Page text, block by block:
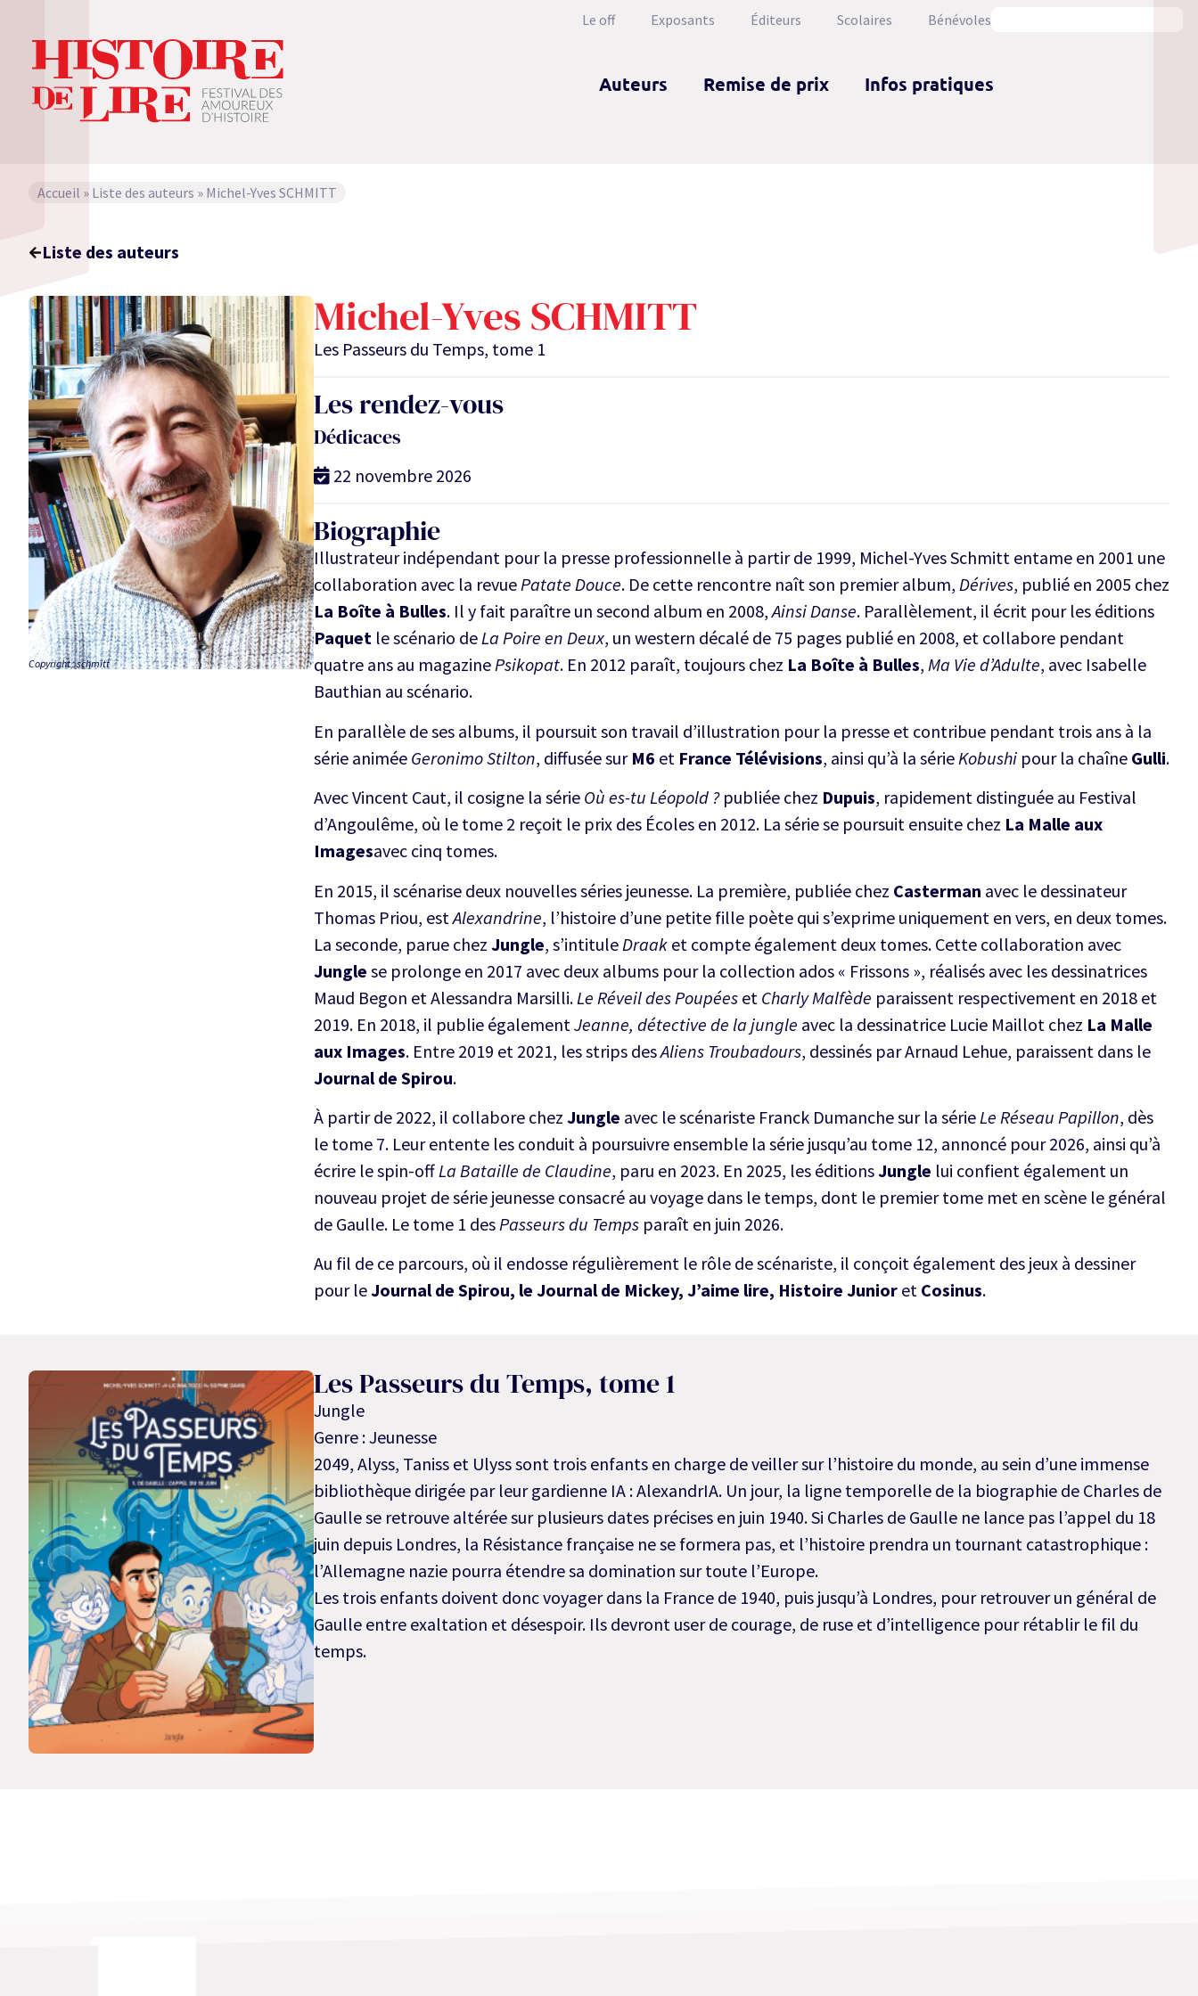
Le off Exposants Éditeurs Scolaires Bénévoles
Auteurs Remise de prix Infos pratiques
Accueil » Liste des auteurs » Michel-Yves SCHMITT
Liste des auteurs
Copyright : schmitt
Michel-Yves SCHMITT
Les Passeurs du Temps, tome 1
Les rendez-vous
Dédicaces
22 novembre 2026
Biographie
Illustrateur indépendant pour la presse professionnelle à partir de 1999, Michel-Yves Schmitt entame en 2001 une
collaboration avec la revuePatate Douce. De cette rencontre naît son premier album, Dérives, publié en 2005 chez
La Boîte à Bulles. Il y fait paraître un second album en 2008,Ainsi Danse. Parallèlement, il écrit pour les éditions
Paquet le scénario deLa Poire en Deux, un western décalé de 75 pages publié en 2008, et collabore pendant
quatre ans au magazinePsikopat. En 2012 paraît, toujours chez La Boîte à Bulles, Ma Vie d’Adulte, avec Isabelle
Bauthian au scénario.
En parallèle de ses albums, il poursuit son travail d’illustration pour la presse et contribue pendant trois ans à la
série animée Geronimo Stilton, diffusée sur M6 et France Télévisions, ainsi qu’à la série Kobushi pour la chaîne Gulli.
Avec Vincent Caut, il cosigne la série Où es-tu Léopold ?publiée chez Dupuis, rapidement distinguée au Festival
d’Angoulême, où le tome 2 reçoit le prix des Écoles en 2012. La série se poursuit ensuite chez La Malle aux
Imagesavec cinq tomes.
En 2015, il scénarise deux nouvelles séries jeunesse. La première, publiée chez Casterman avec le dessinateur
Thomas Priou, estAlexandrine, l’histoire d’une petite fille poète qui s’exprime uniquement en vers, en deux tomes.
La seconde, parue chez Jungle, s’intitule Draak et compte également deux tomes. Cette collaboration avec
Jungle se prolonge en 2017 avec deux albums pour la collection ados « Frissons », réalisés avec les dessinatrices
Maud Begon et Alessandra Marsilli. Le Réveil des Poupées et Charly Malfède paraissent respectivement en 2018 et
2019. En 2018, il publie également Jeanne, détective de la jungle avec la dessinatrice Lucie Maillot chez La Malle
aux Images. Entre 2019 et 2021, les strips desAliens Troubadours, dessinés par Arnaud Lehue, paraissent dans le
Journal de Spirou.
À partir de 2022, il collabore chez Jungle avec le scénariste Franck Dumanche sur la série Le Réseau Papillon, dès
le tome 7. Leur entente les conduit à poursuivre ensemble la série jusqu’au tome 12, annoncé pour 2026, ainsi qu’à
écrire le spin-off La Bataille de Claudine, paru en 2023. En 2025, les éditionsJungle lui confient également un
nouveau projet de série jeunesse consacré au voyage dans le temps, dont le premier tome met en scène le général
de Gaulle. Le tome 1 des Passeurs du Temps paraît en juin 2026.
Au fil de ce parcours, où il endosse régulièrement le rôle de scénariste, il conçoit également des jeux à dessiner
pour leJournal de Spirou, le Journal de Mickey, J’aime lire, Histoire Junior et Cosinus.
Les Passeurs du Temps, tome 1
Jungle
Genre : Jeunesse
2049, Alyss, Taniss et Ulyss sont trois enfants en charge de veiller sur l’histoire du monde, au sein d’une immense
bibliothèque dirigée par leur gardienne IA : AlexandrIA. Un jour, la ligne temporelle de la biographie de Charles de
Gaulle se retrouve altérée sur plusieurs dates précises en juin 1940. Si Charles de Gaulle ne lance pas l’appel du 18
juin depuis Londres, la Résistance française ne se formera pas, et l’histoire prendra un tournant catastrophique :
l’Allemagne nazie pourra étendre sa domination sur toute l’Europe.
Les trois enfants doivent donc voyager dans la France de 1940, puis jusqu’à Londres, pour retrouver un général de
Gaulle entre exaltation et désespoir. Ils devront user de courage, de ruse et d’intelligence pour rétablir le fil du
temps.